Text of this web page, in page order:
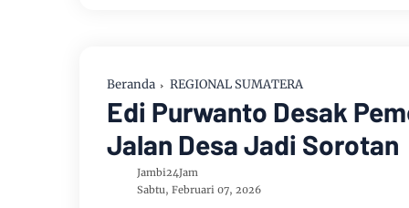
Beranda REGIONAL SUMATERA
Edi Purwanto Desak
Jalan Desa Jadi Sorotan
Jambi24Jam
Sabtu, Februari 07, 2026